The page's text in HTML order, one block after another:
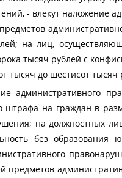
- влекут наложение
на лиц,
тысяч рублей с
тысяч до шестисот
административного
штрафа на граждан в
на должностных
без
предметов